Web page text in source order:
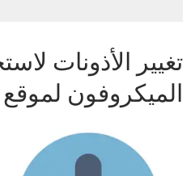
تغيير الأذونات
الميكروفون